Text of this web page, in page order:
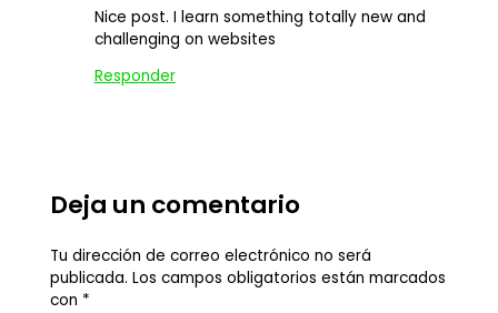
Nice post. I learn something totally new and
challenging on websites
Responder
Deja un comentario
Tu dirección de correo electrónico no será
publicada. Los campos obligatorios están marcados
con *